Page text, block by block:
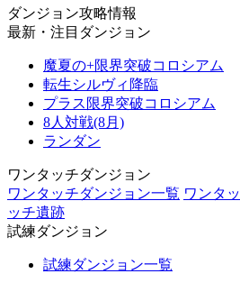
ダンジョン攻略情報
最新・注目ダンジョン
魔夏の+限界突破コロシアム
転生シルヴィ降臨
プラス限界突破コロシアム
8人対戦(8月)
ランダン
ワンタッチダンジョン
ワンタッチダンジョン一覧 ワンタ
ッチ遺跡
試練ダンジョン
試練ダンジョン一覧